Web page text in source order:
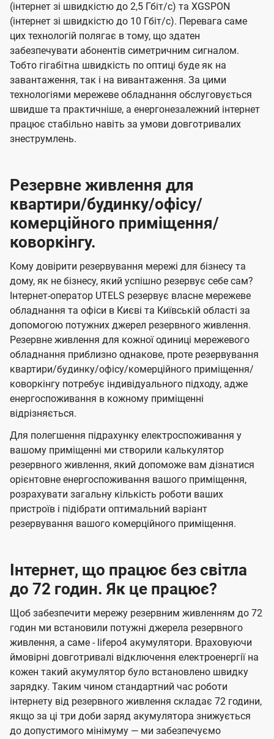
(інтернет зі швидкістю до 2,5 Гбіт/с) та XGSPON
(інтернет зі швидкістю до 10 Гбіт/с). Перевага саме
цих технологій полягає в тому, що здатен
забезпечувати абонентів симетричним сигналом.
Тобто гігабітна швидкість по оптиці буде як на
завантаження, так і на вивантаження. За цими
технологіями мережеве обладнання обслуговується
швидше та практичніше, а енергонезалежний інтернет
працює стабільно навіть за умови довготривалих
знеструмлень.
Резервне живлення для
квартири/будинку/офісу/
комерційного приміщення/
коворкінгу.
Кому довірити резервування мережі для бізнесу та
дому, як не бізнесу, який успішно резервує себе сам?
Інтернет-оператор UTELS резервує власне мережеве
обладнання та офіси в Києві та Київській області за
допомогою потужних джерел резервного живлення.
Резервне живлення для кожної одиниці мережевого
обладнання приблизно однакове, проте резервування
квартири/будинку/офісу/комерційного приміщення/
коворкінгу потребує індивідуального підходу, адже
енергоспоживання в кожному приміщенні
відрізняється.
Для полегшення підрахунку електроспоживання у
вашому приміщенні ми створили калькулятор
резервного живлення, який допоможе вам дізнатися
орієнтовне енергоспоживання вашого приміщення,
розрахувати загальну кількість роботи ваших
пристроїв і підібрати оптимальний варіант
резервування вашого комерційного приміщення.
Інтернет, що працює без світла
до 72 годин. Як це працює?
Щоб забезпечити мережу резервним живленням до 72
годин ми встановили потужні джерела резервного
живлення, а саме - lifepo4 акумулятори. Враховуючи
ймовірні довготривалі відключення електроенергії на
кожен такий акумулятор було встановлено швидку
зарядку. Таким чином стандартний час роботи
інтернету від резервного живлення складає 72 години,
якщо за ці три доби заряд акумулятора знижується
до допустимого мінімуму — ми забезпечуємо